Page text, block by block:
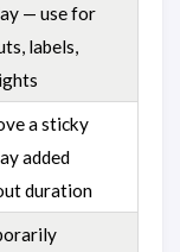
— use for
labels,
a sticky
added
duration